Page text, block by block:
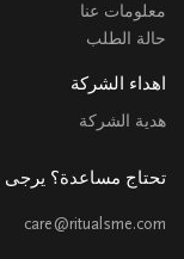
معلومات عنا
حالة الطلب
اهداء الشركة
هدية الشركة
تحتاج مساعدة؟ يرجى
care@ritualsme.com